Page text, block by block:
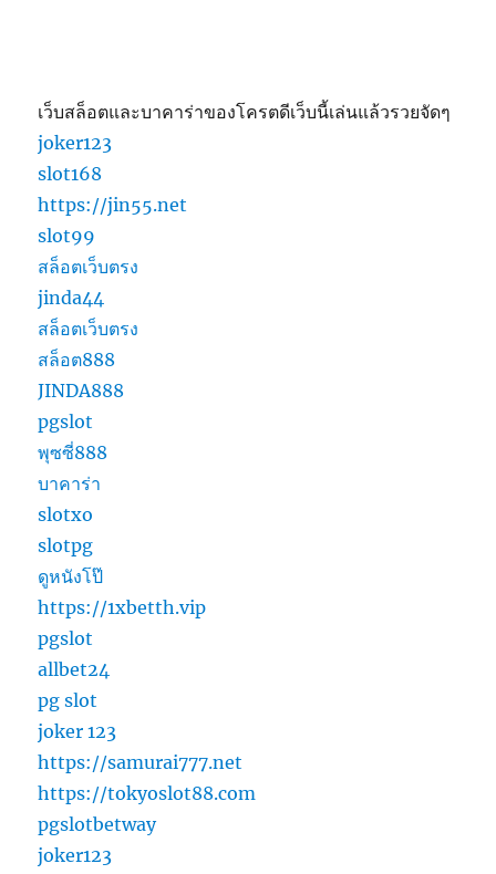
เว็บสล็อตและบาคาร่าของโครตดีเว็บนี้เล่นแล้วรวยจัดๆ
joker123
slot168
https://jin55.net
slot99
สล็อตเว็บตรง
jinda44
สล็อตเว็บตรง
สล็อต888
JINDA888
pgslot
พุซซี่888
บาคาร่า
slotxo
slotpg
ดูหนังโป๊
https://1xbetth.vip
pgslot
allbet24
pg slot
joker 123
https://samurai777.net
https://tokyoslot88.com
pgslotbetway
joker123